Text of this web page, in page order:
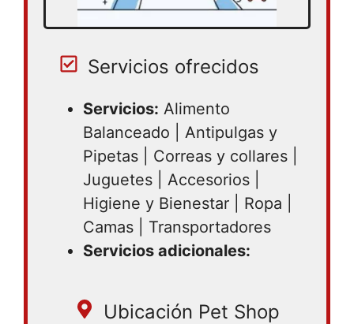
Servicios ofrecidos
Servicios: Alimento
Balanceado | Antipulgas y
Pipetas | Correas y collares |
Juguetes | Accesorios |
Higiene y Bienestar | Ropa |
Camas | Transportadores
Servicios adicionales:
Ubicación Pet Shop